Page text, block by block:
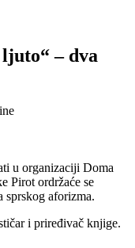
– dva
u organizaciji Doma
Pirot ordržaće se
sprskog aforizma.
i priređivač knjige.